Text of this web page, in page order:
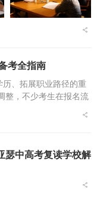
考全指南
、拓展职业路径的重
整，不少考生在报名流
本文将从报名全流
瑟中高考复读学校解